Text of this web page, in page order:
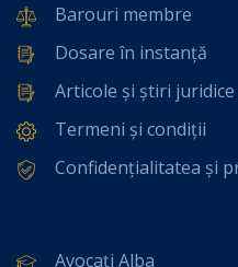
Barouri membre
Dosare în instanță
Articole și știri juridice
Termeni și condiții
Confidențialitatea și
Avocați Alba